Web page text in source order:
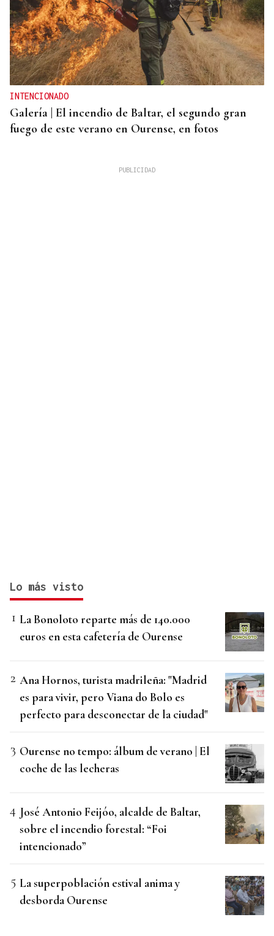
INTENCIONADO
Galería | El incendio de Baltar, el segundo gran
fuego de este verano en Ourense, en fotos
Lo más visto
La Bonoloto reparte más de 140.000
euros en esta cafetería de Ourense
Ana Hornos, turista madrileña: "Madrid
es para vivir, pero Viana do Bolo es
perfecto para desconectar de la ciudad"
Ourense no tempo: álbum de verano | El
coche de las lecheras
José Antonio Feijóo, alcalde de Baltar,
sobre el incendio forestal: “Foi
intencionado”
La superpoblación estival anima y
desborda Ourense